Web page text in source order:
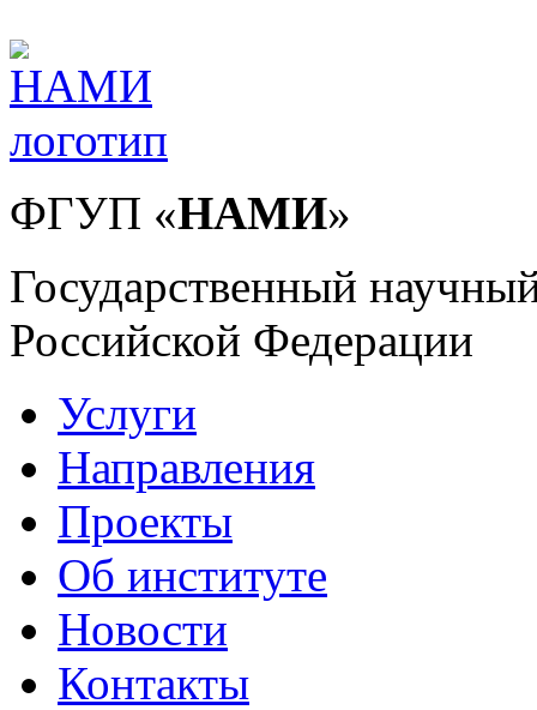
ФГУП «НАМИ»
Государственный
Российской Федерации
Услуги
Направления
Проекты
Об институте
Новости
Контакты